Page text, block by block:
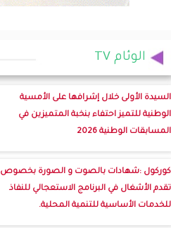
الوئام TV
السيدة الأولى خلال إشرافها على الأمسية
الوطنية للتميز احتفاء بنخبة المتميزين في
المسابقات الوطنية 2026
كوركول :شهادات بالصوت و الصورة بخصوص
تقدم الأشغال في البرنامج الاستعجالي للنفاذ
للخدمات الأساسية للتنمية المحلية.